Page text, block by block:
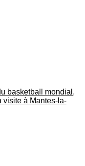
basketball mondial,
visite à Mantes-la-